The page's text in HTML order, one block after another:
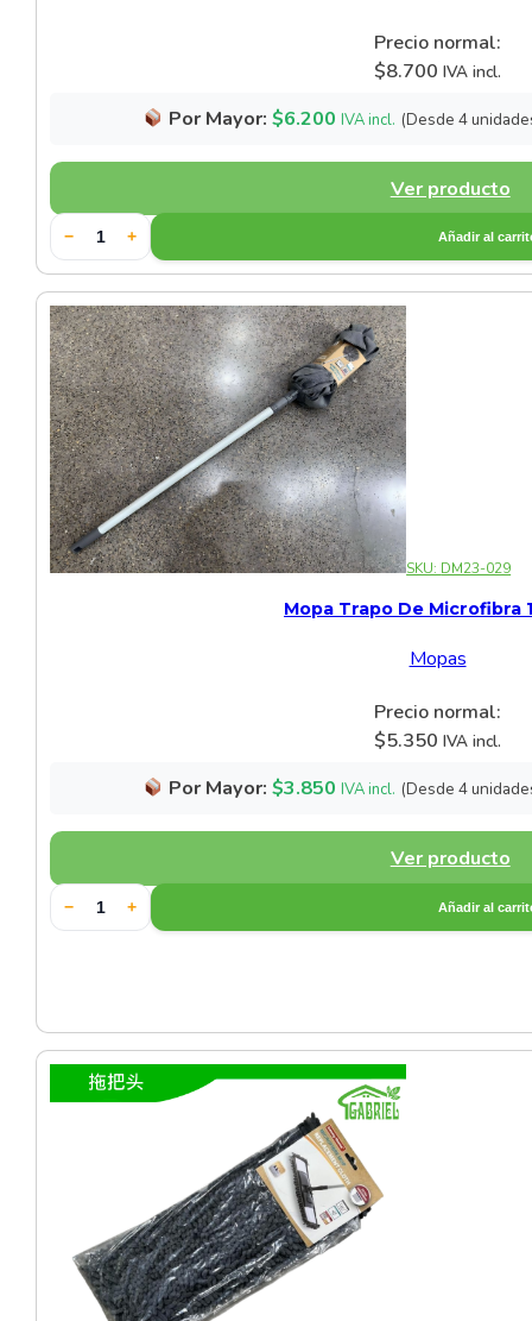
Vajilla de Porcelana Vitrea
Vajilla para Aperitivos
Vajillas de Cristal
Vajillas para Postres
Precio normal:
$8.700 IVA incl.
Por Mayor: $6.200 IVA incl. (Desde 4
Ver producto
− + Añadir al
SKU: DM23-029
Mopa Trapo De Microfibra
Mopas
Precio normal:
$5.350 IVA incl.
Por Mayor: $3.850 IVA incl. (Desde 4
Ver producto
− + Añadir al